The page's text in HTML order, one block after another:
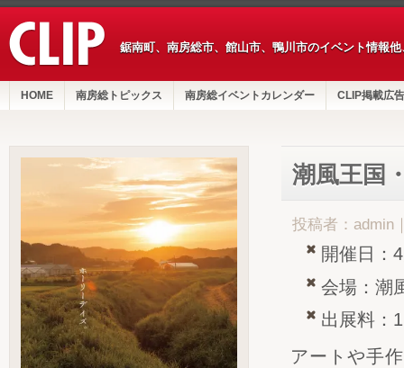
鋸南町、南房総市、館山市、鴨川市のイベント情報
HOME 南房総トピックス 南房総イベントカレンダー CLIP掲載広告
潮風王国
投稿者：admin
開催日：
会場：潮
出展料：
アートや手